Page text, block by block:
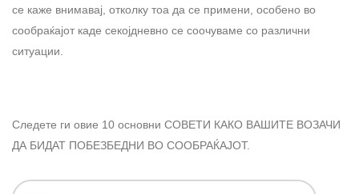
се каже внимавај, отколку тоа да се примени, особено во
сообраќајот каде секојдневно се соочуваме со различни
ситуации.
Следете ги овие 10 основни СОВЕТИ КАКО ВАШИТЕ ВОЗАЧИ
ДА БИДАТ ПОБЕЗБЕДНИ ВО СООБРАЌАЈОТ.